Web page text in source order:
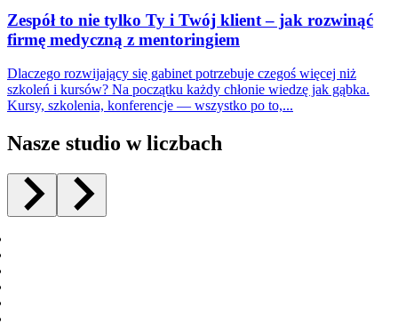
Zespół to nie tylko Ty i Twój klient – jak rozwinąć
firmę medyczną z mentoringiem
Dlaczego rozwijający się gabinet potrzebuje czegoś więcej niż
szkoleń i kursów? Na początku każdy chłonie wiedzę jak gąbka.
Kursy, szkolenia, konferencje — wszystko po to,...
Nasze studio w liczbach